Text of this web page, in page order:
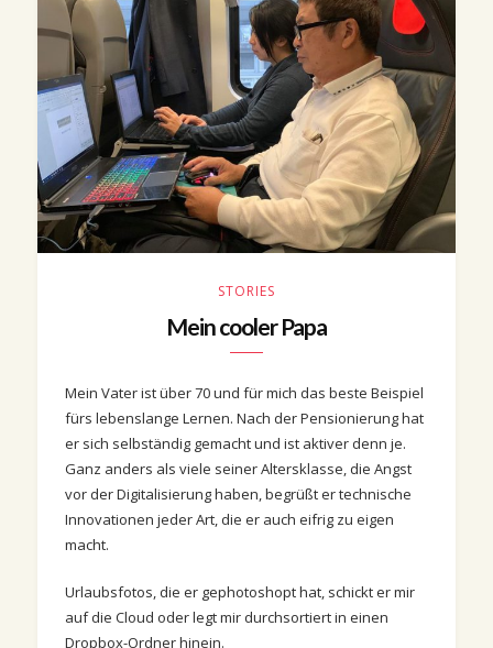
STORIES
Mein cooler Papa
Mein Vater ist über 70 und für mich das beste Beispiel
fürs lebenslange Lernen. Nach der Pensionierung hat
er sich selbständig gemacht und ist aktiver denn je.
Ganz anders als viele seiner Altersklasse, die Angst
vor der Digitalisierung haben, begrüßt er technische
Innovationen jeder Art, die er auch eifrig zu eigen
macht.
Urlaubsfotos, die er gephotoshopt hat, schickt er mir
auf die Cloud oder legt mir durchsortiert in einen
Dropbox-Ordner hinein.